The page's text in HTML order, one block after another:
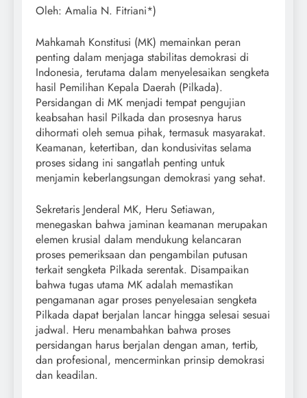
Oleh: Amalia N. Fitriani*)
Mahkamah Konstitusi (MK) memainkan peran
penting dalam menjaga stabilitas demokrasi di
Indonesia, terutama dalam menyelesaikan sengketa
hasil Pemilihan Kepala Daerah (Pilkada).
Persidangan di MK menjadi tempat pengujian
keabsahan hasil Pilkada dan prosesnya harus
dihormati oleh semua pihak, termasuk masyarakat.
Keamanan, ketertiban, dan kondusivitas selama
proses sidang ini sangatlah penting untuk
menjamin keberlangsungan demokrasi yang sehat.
Sekretaris Jenderal MK, Heru Setiawan,
menegaskan bahwa jaminan keamanan merupakan
elemen krusial dalam mendukung kelancaran
proses pemeriksaan dan pengambilan putusan
terkait sengketa Pilkada serentak. Disampaikan
bahwa tugas utama MK adalah memastikan
pengamanan agar proses penyelesaian sengketa
Pilkada dapat berjalan lancar hingga selesai sesuai
jadwal. Heru menambahkan bahwa proses
persidangan harus berjalan dengan aman, tertib,
dan profesional, mencerminkan prinsip demokrasi
dan keadilan.